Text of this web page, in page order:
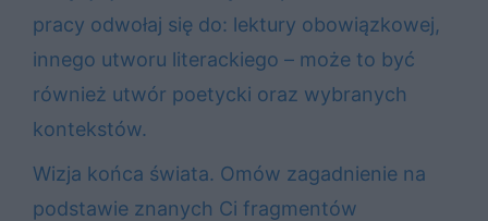
pracy odwołaj się do: lektury obowiązkowej,
innego utworu literackiego – może to być
również utwór poetycki oraz wybranych
kontekstów.
Wizja końca świata. Omów zagadnienie na
podstawie znanych Ci fragmentów